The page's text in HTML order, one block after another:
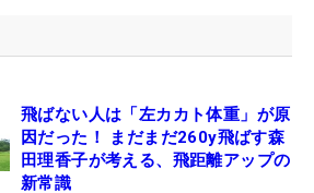
飛ばない人は「左カカト体重」が原
因だった！ まだまだ260y飛ばす森
田理香子が考える、飛距離アップの
新常識